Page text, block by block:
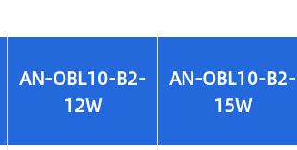
AN-OBL10-B2-
12W
AN-OBL10-B2-
15W